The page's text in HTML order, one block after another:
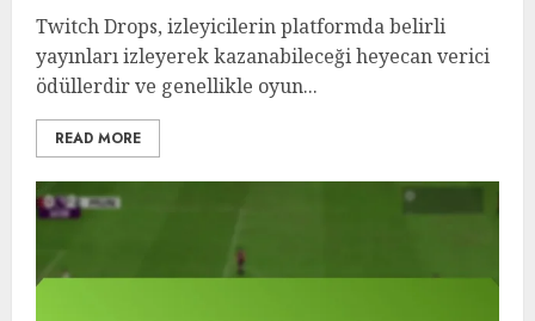
Twitch Drops, izleyicilerin platformda belirli
yayınları izleyerek kazanabileceği heyecan verici
ödüllerdir ve genellikle oyun...
READ MORE